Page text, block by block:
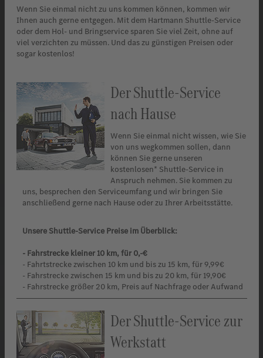
Wenn Sie einmal nicht zu uns kommen können, kommen wir
Ihnen auch gerne entgegen. Mit dem Hartmann Shuttle-Service
oder dem Hol- und Bringservice sparen Sie viel Zeit, ohne auf
viel verzichten zu müssen. Und das zu günstigen Preisen oder
sogar kostenlos!
Der Shuttle-Service
nach Hause
Wenn Sie einmal nicht wissen, wie Sie
von uns wegkommen sollen, dann
können Sie gerne unseren
kostenlosen* Shuttle-Service in
Anspruch nehmen. Sie kommen zu
uns, besprechen den Serviceumfang und wir bringen Sie
anschließend gerne nach Hause oder zu Ihrer Arbeitsstätte.
Unsere Shuttle-Service Preise im Überblick:
- Fahrstrecke kleiner 10 km, für 0,-€
- Fahrtstrecke zwischen 10 km und bis zu 15 km, für 9,99€
- Fahrstrecke zwischen 15 km und bis zu 20 km, für 19,90€
- Fahrstrecke größer 20 km, Preis auf Nachfrage oder Aufwand
Der Shuttle-Service zur
Werkstatt